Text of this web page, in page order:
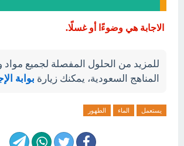
الاجابة هي وضوءًا أو غسلًا.
للمزيد من الحلول المفصلة لجميع
المناهج السعودية، يمكنك زيارة بوابة
يستعمل الماء الطهور